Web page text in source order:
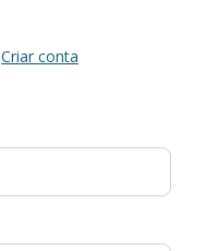
Criar conta